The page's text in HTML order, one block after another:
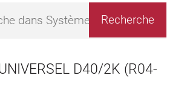
Tubes
D40/2K (R04-